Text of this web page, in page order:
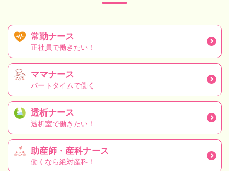
常勤ナース
正社員で働きたい！
ママナース
パートタイムで働く
透析ナース
透析室で働きたい！
助産師・産科ナース
働くなら絶対産科！